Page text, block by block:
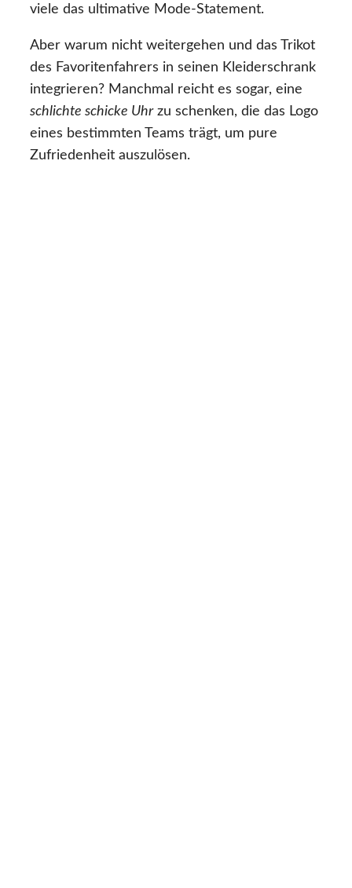
viele das ultimative Mode-Statement.
Aber warum nicht weitergehen und das Trikot
des Favoritenfahrers in seinen Kleiderschrank
integrieren? Manchmal reicht es sogar, eine
schlichte schicke Uhrzu schenken, die das Logo
eines bestimmten Teams trägt, um pure
Zufriedenheit auszulösen.